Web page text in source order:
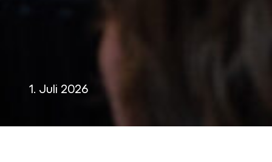
1. Juli 2026